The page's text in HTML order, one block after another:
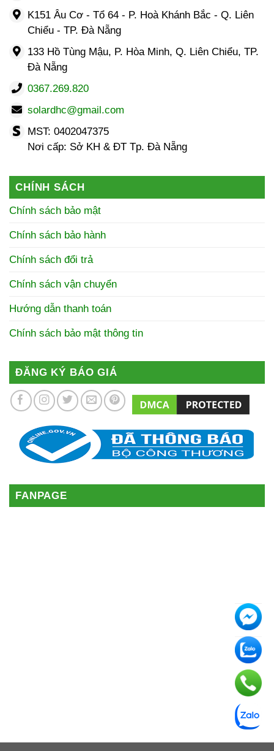
K151 Âu Cơ - Tổ 64 - P. Hoà Khánh Bắc - Q. Liên
Chiểu - TP. Đà Nẵng
133 Hồ Tùng Mậu, P. Hòa Minh, Q. Liên Chiểu, TP.
Đà Nẵng
0367.269.820
solardhc@gmail.com
MST: 0402047375
Nơi cấp: Sở KH & ĐT Tp. Đà Nẵng
CHÍNH SÁCH
Chính sách bảo mật
Chính sách bảo hành
Chính sách đổi trả
Chính sách vận chuyển
Hướng dẫn thanh toán
Chính sách bảo mật thông tin
ĐĂNG KÝ BÁO GIÁ
FANPAGE